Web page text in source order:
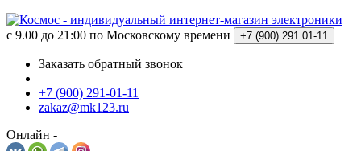
c 9.00 до 21:00 по Московскому времени +7 (900) 291 01-11
Заказать обратный звонок
+7 (900) 291-01-11
zakaz@mk123.ru
Онлайн -